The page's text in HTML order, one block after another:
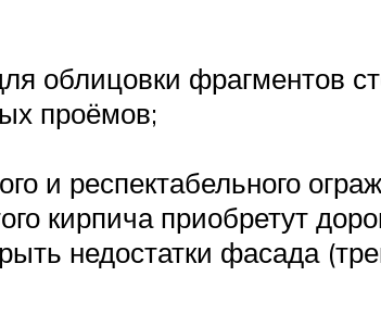
облицовки фрагментов
проёмов;
и респектабельного
кирпича приобретут
недостатки фасада